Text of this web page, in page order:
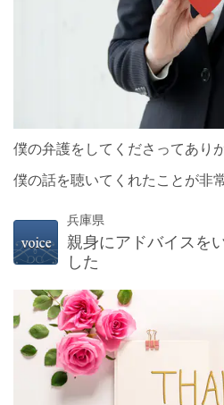
僕の弁護をしてくださってあり
僕の話を聴いてくれたことが非
兵庫県
親身にアドバイスを
した